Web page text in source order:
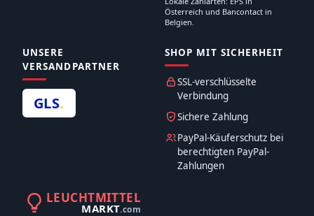
Österreich und Bancontact in
Belgien.
UNSERE
VERSANDPARTNER
GLS.
SHOP MIT SICHERHEIT
SSL-verschlüsselte
Verbindung
Sichere Zahlung
PayPal-Käuferschutz bei
berechtigten PayPal-
Zahlungen
LEUCHTMITTEL
MARKT.com